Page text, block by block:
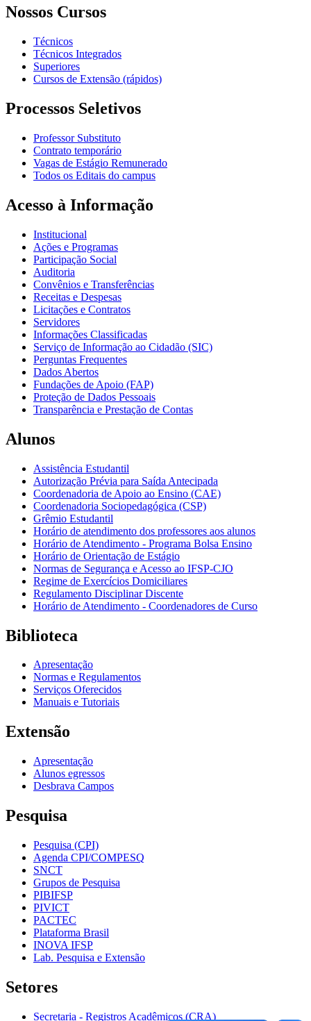
Nossos Cursos
Técnicos
Técnicos Integrados
Superiores
Cursos de Extensão (rápidos)
Processos Seletivos
Professor Substituto
Contrato temporário
Vagas de Estágio Remunerado
Todos os Editais do campus
Acesso à Informação
Institucional
Ações e Programas
Participação Social
Auditoria
Convênios e Transferências
Receitas e Despesas
Licitações e Contratos
Servidores
Informações Classificadas
Serviço de Informação ao Cidadão (SIC)
Perguntas Frequentes
Dados Abertos
Fundações de Apoio (FAP)
Proteção de Dados Pessoais
Transparência e Prestação de Contas
Alunos
Assistência Estudantil
Autorização Prévia para Saída Antecipada
Coordenadoria de Apoio ao Ensino (CAE)
Coordenadoria Sociopedagógica (CSP)
Grêmio Estudantil
Horário de atendimento dos professores aos alunos
Horário de Atendimento - Programa Bolsa Ensino
Horário de Orientação de Estágio
Normas de Segurança e Acesso ao IFSP-CJO
Regime de Exercícios Domiciliares
Regulamento Disciplinar Discente
Horário de Atendimento - Coordenadores de Curso
Biblioteca
Apresentação
Normas e Regulamentos
Serviços Oferecidos
Manuais e Tutoriais
Extensão
Apresentação
Alunos egressos
Desbrava Campos
Pesquisa
Pesquisa (CPI)
Agenda CPI/COMPESQ
SNCT
Grupos de Pesquisa
PIBIFSP
PIVICT
PACTEC
Plataforma Brasil
INOVA IFSP
Lab. Pesquisa e Extensão
Setores
Secretaria - Registros Acadêmicos (CRA)